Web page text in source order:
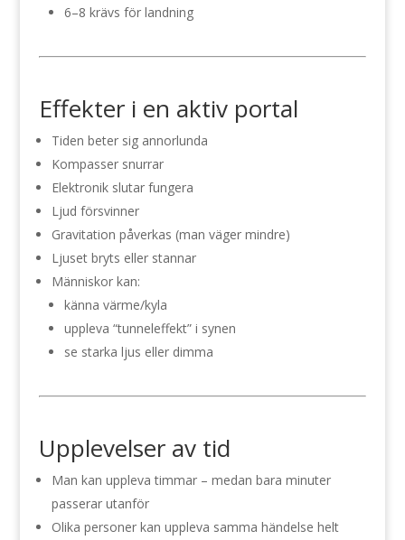
6–8 krävs för landning
Effekter i en aktiv portal
Tiden beter sig annorlunda
Kompasser snurrar
Elektronik slutar fungera
Ljud försvinner
Gravitation påverkas (man väger mindre)
Ljuset bryts eller stannar
Människor kan:
känna värme/kyla
uppleva “tunneleffekt” i synen
se starka ljus eller dimma
Upplevelser av tid
Man kan uppleva timmar – medan bara minuter
passerar utanför
Olika personer kan uppleva samma händelse helt